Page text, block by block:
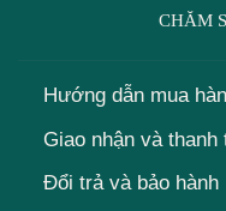
CHĂM
Hướng dẫn mua
Giao nhận và thanh
Đổi trả và bảo hành